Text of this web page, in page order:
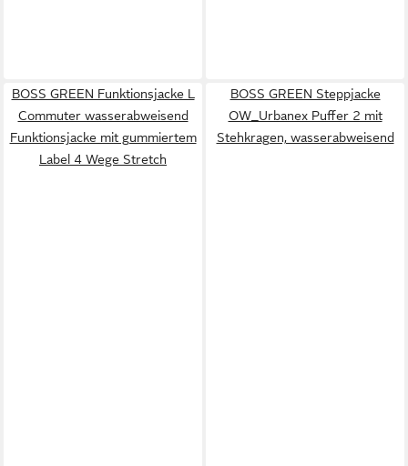
BOSS GREEN Funktionsjacke L
Commuter wasserabweisend
Funktionsjacke mit gummiertem
Label 4 Wege Stretch
BOSS GREEN Steppjacke
OW_Urbanex Puffer 2 mit
Stehkragen, wasserabweisend